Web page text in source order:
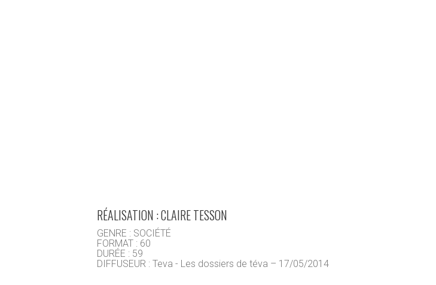
RÉALISATION : CLAIRE TESSON
GENRE : SOCIÉTÉ
FORMAT : 60
DURÉE : 59
DIFFUSEUR : Teva - Les dossiers de téva – 17/05/2014